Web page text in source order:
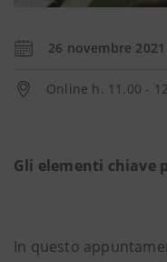
26 novembre 2021
Online h. 11.00 -
Gli elementi chiave
In questo